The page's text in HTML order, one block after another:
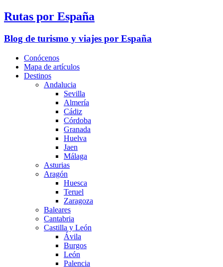
Rutas por España
Blog de turismo y viajes por España
Conócenos
Mapa de artículos
Destinos
Andalucia
Sevilla
Almería
Cádiz
Córdoba
Granada
Huelva
Jaen
Málaga
Asturias
Aragón
Huesca
Teruel
Zaragoza
Baleares
Cantabria
Castilla y León
Ávila
Burgos
León
Palencia